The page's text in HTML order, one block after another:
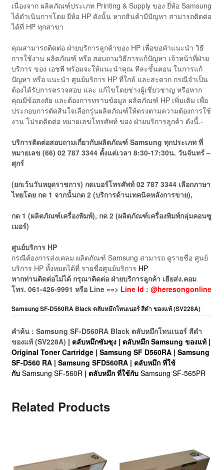
เนื่องจาก ผลิตภัณฑ์ประเภท Printing & Supply ของ ยี่ห้อ Samsung
ได้ดำเนินการโดย ยีห้อ HP ดังนั้น หากสินค้ามีปัญหา สามารถติดต่อ
ได้ที่ HP ทุกสาขา
คุณสามารถติดต่อ ฝ่ายบริการลูกค้าของ HP เพื่อขอคำแนะนำ วิธี
การใช้งาน ผลิตภัณฑ์ หรือ สอบถามวิธีการแก้ปัญหา เจ้าหน้าที่ฝ่าย
บริการ ของ เอชพี พร้อมจะให้แนะนำคุณ ทีละขั้นตอน ในการแก้
ปัญหา หรือ แนะนำ ศูนย์บริการ HP ที่ใกล้ และสะดวก กรณีจำเป็น
ต้องได้รับการตรวจสอบ และ แก้ไขโดยช่างผู้เชี่ยวชาญ หรือหาก
คุณมีข้อสงสัย และต้องการทราบข้อมูล ผลิตภัณฑ์ HP เพิ่มเติม เพื่อ
ประกอบการตัดสินใจเลือกรุ่นผลิตภัณฑ์ให้ตรงตามความต้องการใช้
งาน โปรดติดต่อ หมายเลขโทรศัพท์ ของ ฝ่ายบริการลูกค้า ดังนี้.-
บริการติดต่อสอบถามเกี่ยวกับผลิตภัณฑ์ Samsung ทุกประเภท ที่
หมายเลข (66) 02 787 3344 ตั้งแต่เวลา 8:30-17:30น. วันจันทร์ –
ศุกร์
(ยกเว้นวันหยุดราชการ) กดเบอร์โทรศัพท์ 02 787 3344 เลือกภาษา
ไทยโดย กด 1 จากนั้นกด 2 (บริการด้านเทคนิคหลังการขาย),
กด 1 (ผลิตภัณฑ์เครื่องพิมพ์), กด 2 (ผลิตภัณฑ์เครื่องพิมพ์กลุ่มคอนซู
เมอร์)
ศูนย์บริการ HP
กรณีต้องการส่งเคลม ผลิตภัณฑ์ Samsung สามารถ ดูรายชื่อ ศูนย์
บริการ HP ทั้งหมดได้ที่ รายชื่อศูนย์บริการ HP
หากท่านติดต่อไม่ได้ กรุณาติดต่อ ฝ่ายบริการลูกค้า เฮียส่ง.คอม
โทร. 061-426-9991 หรือ Line ==> Line Id : @heresongonline
Samsung SF-D560RA Black ตลับหมึกโทนเนอร์ สีดำ ของแท้ (SV228A)
คำค้น : Samsung SF-D560RA Black ตลับหมึกโทนเนอร์ สีดำ
ของแท้ (SV228A) | ตลับหมึกซัมซุง | ตลับหมึก Samsung ของแท้ |
Original Toner Cartridge | Samsung SF D560RA | Samsung
SF-D560 RA | Samsung SFD560RA | ตลับหมึก ที่ใช้
กับ Samsung SF-560R | ตลับหมึก ที่ใช้กับ Samsung SF-565PR
Related Products